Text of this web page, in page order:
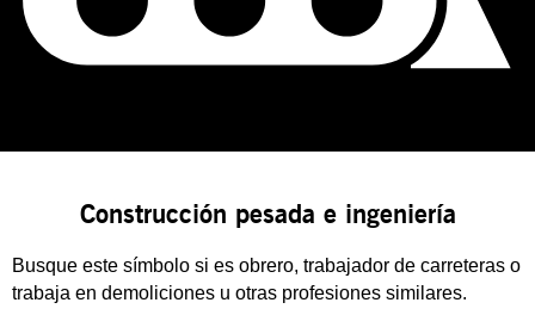
Construcción pesada e ingeniería
Busque este símbolo si es obrero, trabajador de carreteras o
trabaja en demoliciones u otras profesiones similares.